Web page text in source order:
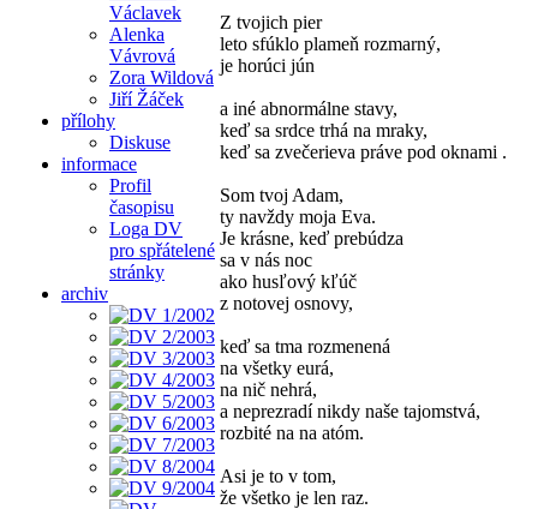
Václavek
Alenka
Vávrová
Zora Wildová
Jiří Žáček
přílohy
Diskuse
informace
Profil
časopisu
Loga DV
pro spřátelené
stránky
archiv
Z tvojich pier
leto sfúklo plameň rozmarný,
je horúci jún
a iné abnormálne stavy,
keď sa srdce trhá na mraky,
keď sa zvečerieva práve pod oknami .
Som tvoj Adam,
ty navždy moja Eva.
Je krásne, keď prebúdza
sa v nás noc
ako husľový kľúč
z notovej osnovy,
keď sa tma rozmenená
na všetky eurá,
na nič nehrá,
a neprezradí nikdy naše tajomstvá,
rozbité na na atóm.
Asi je to v tom,
že všetko je len raz.